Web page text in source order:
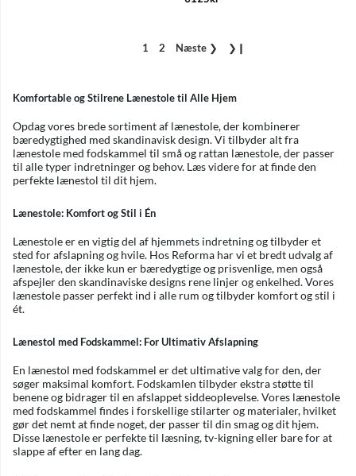
1 2 Næste ❯ ❯❙
Komfortable og Stilrene Lænestole til Alle Hjem
Opdag vores brede sortiment af lænestole, der kombinerer
bæredygtighed med skandinavisk design. Vi tilbyder alt fra
lænestole med fodskammel til små og rattan lænestole, der passer
til alle typer indretninger og behov. Læs videre for at finde den
perfekte lænestol til dit hjem.
Lænestole: Komfort og Stil i Én
Lænestole er en vigtig del af hjemmets indretning og tilbyder et
sted for afslapning og hvile. Hos Reforma har vi et bredt udvalg af
lænestole, der ikke kun er bæredygtige og prisvenlige, men også
afspejler den skandinaviske designs rene linjer og enkelhed. Vores
lænestole passer perfekt ind i alle rum og tilbyder komfort og stil i
ét.
Lænestol med Fodskammel: For Ultimativ Afslapning
En lænestol med fodskammel er det ultimative valg for den, der
søger maksimal komfort. Fodskamlen tilbyder ekstra støtte til
benene og bidrager til en afslappet siddeoplevelse. Vores lænestole
med fodskammel findes i forskellige stilarter og materialer, hvilket
gør det nemt at finde noget, der passer til din smag og dit hjem.
Disse lænestole er perfekte til læsning, tv-kigning eller bare for at
slappe af efter en lang dag.